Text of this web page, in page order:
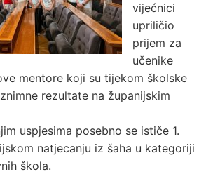
vijećnici
upriličio
prijem za
učenike
mentore koji su tijekom školske
rezultate na županijskim
uspjesima posebno se ističe 1.
natjecanju iz šaha u kategoriji
škola.